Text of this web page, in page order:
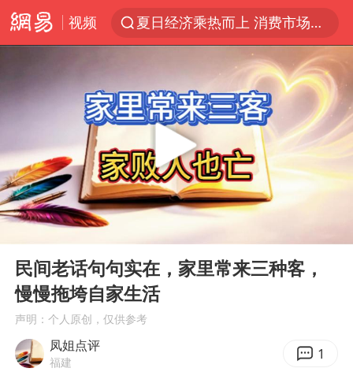
视频
夏日经济乘热而上 消费市场向新而行
于东来回应胖东来近25年老店年底关闭
以拒绝“和平委员会”的加沙和平计划
浙江省甬江发生2026年第1号洪水
国足U17与阿森纳决赛取消 并列冠军
独闯南太行的失联女生最后轨迹已确认
上海全力守护市民“菜篮子”
暑期研学游升温 在旅途中增长知识
Play
00:00
民间老话句句实在，家里常来三种客，
慢慢拖垮自家生活
声明：个人原创，仅供参考
凤姐点评
福建 1